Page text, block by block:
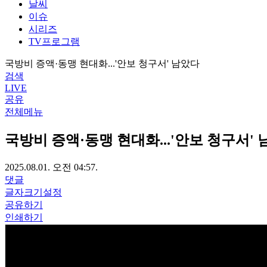
날씨
이슈
시리즈
TV프로그램
국방비 증액·동맹 현대화...'안보 청구서' 남았다
검색
LIVE
공유
전체메뉴
국방비 증액·동맹 현대화...'안보 청구서'
2025.08.01. 오전 04:57.
댓글
글자크기설정
공유하기
인쇄하기